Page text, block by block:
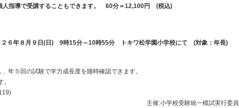
人指導で受講することもできます。 60分＝12,100円 (税込)
２６年８月９日(日) 9時15分～10時55分 トキワ松学園小学校にて (対象：年長)
年５回の試験で学力成長度を随時確認できます。
主催:小学校受験統一模試実行委